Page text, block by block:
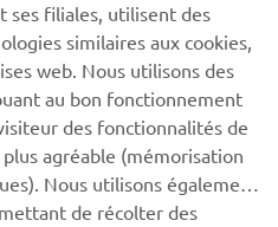
nécessaires ici...
pour votre machine
ses filiales, utilisent des
similaires aux cookies,
web. Nous utilisons des
au bon fonctionnement
des fonctionnalités de
agréable (mémorisation
Nous utilisons également
de récolter des